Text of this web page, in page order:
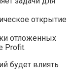
открытие
отложенных
Profit.
будет влиять